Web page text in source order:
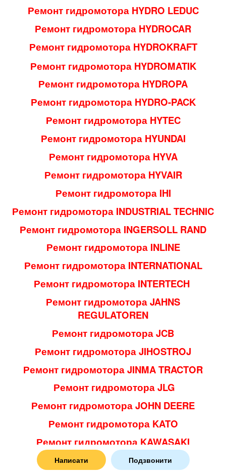
Написати Подзвонити
Ремонт гидромотора HYDRO LEDUC
Ремонт гидромотора HYDROCAR
Ремонт гидромотора HYDROKRAFT
Ремонт гидромотора HYDROMATIK
Ремонт гидромотора HYDROPA
Ремонт гидромотора HYDRO-PACK
Ремонт гидромотора HYTEC
Ремонт гидромотора HYUNDAI
Ремонт гидромотора HYVA
Ремонт гидромотора HYVAIR
Ремонт гидромотора IHI
Ремонт гидромотора INDUSTRIAL TECHNIC
Ремонт гидромотора INGERSOLL RAND
Ремонт гидромотора INLINE
Ремонт гидромотора INTERNATIONAL
Ремонт гидромотора INTERTECH
Ремонт гидромотора JAHNS
REGULATOREN
Ремонт гидромотора JCB
Ремонт гидромотора JIHOSTROJ
Ремонт гидромотора JINMA TRACTOR
Ремонт гидромотора JLG
Ремонт гидромотора JOHN DEERE
Ремонт гидромотора KATO
Ремонт гидромотора KAWASAKI
Ремонт гидромотора KAWASAKI-STAFFA